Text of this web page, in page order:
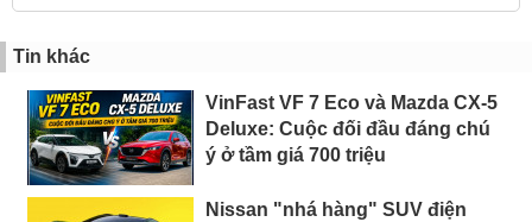
Tin khác
VinFast VF 7 Eco và Mazda CX-5
Deluxe: Cuộc đối đầu đáng chú
ý ở tầm giá 700 triệu
Nissan "nhá hàng" SUV điện